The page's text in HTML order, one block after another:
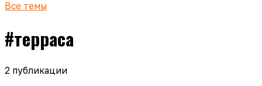
Все темы
#терраса
2 публикации